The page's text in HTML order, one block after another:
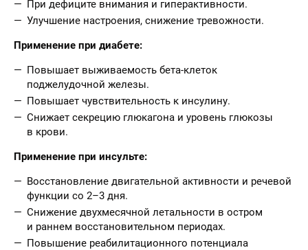
При дефиците внимания и гиперактивности.
Улучшение настроения, снижение тревожности.
Применение при диабете:
Повышает выживаемость бета-клеток
поджелудочной железы.
Повышает чувствительность к инсулину.
Снижает секрецию глюкагона и уровень глюкозы
в крови.
Применение при инсульте:
Восстановление двигательной активности и речевой
функции со 2–3 дня.
Снижение двухмесячной летальности в остром
и раннем восстановительном периодах.
Повышение реабилитационного потенциала